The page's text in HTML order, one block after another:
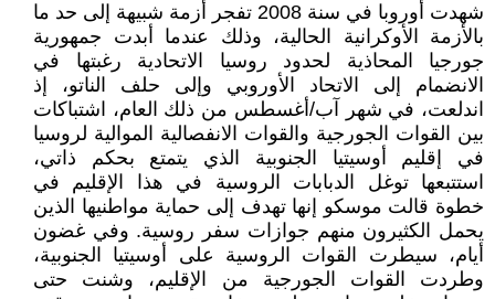
شهدت أوروبا في سنة 2008 تفجر أزمة شبيهة إلى حد ما
بالأزمة الأوكرانية الحالية، وذلك عندما أبدت جمهورية
جورجيا المحاذية لحدود روسيا الاتحادية رغبتها في
الانضمام إلى الاتحاد الأوروبي وإلى حلف الناتو، إذ
اندلعت، في شهر آب/أغسطس من ذلك العام، اشتباكات
بين القوات الجورجية والقوات الانفصالية الموالية لروسيا
في إقليم أوسيتيا الجنوبية الذي يتمتع بحكم ذاتي،
استتبعها توغل الدبابات الروسية في هذا الإقليم في
خطوة قالت موسكو إنها تهدف إلى حماية مواطنيها الذين
يحمل الكثيرون منهم جوازات سفر روسية. وفي غضون
أيام، سيطرت القوات الروسية على أوسيتيا الجنوبية،
وطردت القوات الجورجية من الإقليم، وشنت حتى